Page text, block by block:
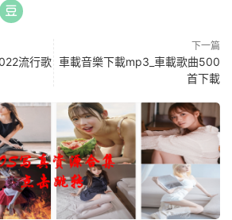
流行歌
下一篇
車載音樂下載mp3_車載歌曲500
首下載